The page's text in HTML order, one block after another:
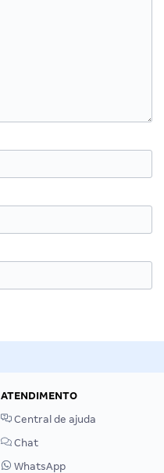
ATENDIMENTO
Central de ajuda
Chat
WhatsApp